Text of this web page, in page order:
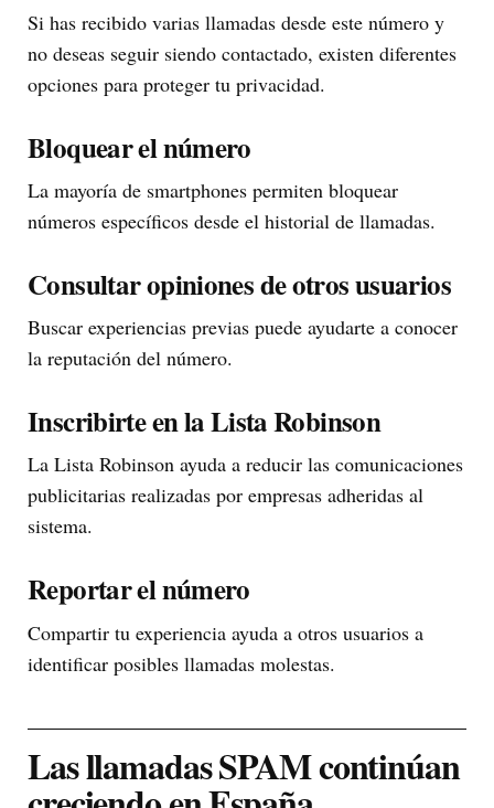
Si has recibido varias llamadas desde este número y
no deseas seguir siendo contactado, existen diferentes
opciones para proteger tu privacidad.
Bloquear el número
La mayoría de smartphones permiten bloquear
números específicos desde el historial de llamadas.
Consultar opiniones de otros usuarios
Buscar experiencias previas puede ayudarte a conocer
la reputación del número.
Inscribirte en la Lista Robinson
La Lista Robinson ayuda a reducir las comunicaciones
publicitarias realizadas por empresas adheridas al
sistema.
Reportar el número
Compartir tu experiencia ayuda a otros usuarios a
identificar posibles llamadas molestas.
Las llamadas SPAM continúan